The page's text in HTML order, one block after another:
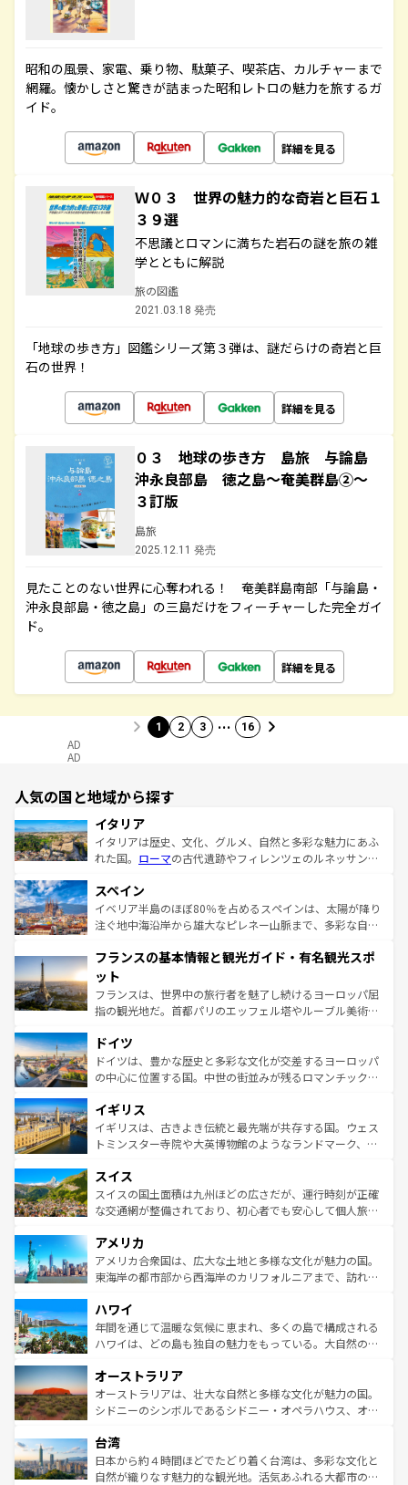
昭和の風景、家電、乗り物、駄菓子、喫茶店、カルチャーまで
網羅。懐かしさと驚きが詰まった昭和レトロの魅力を旅するガ
イド。
詳細を見る
Ｗ０３ 世界の魅力的な奇岩と巨石１
３９選
不思議とロマンに満ちた岩石の謎を旅の雑
学とともに解説
旅の図鑑
2021.03.18 発売
「地球の歩き方」図鑑シリーズ第３弾は、謎だらけの奇岩と巨
石の世界！
詳細を見る
０３ 地球の歩き方 島旅 与論島
沖永良部島 徳之島～奄美群島②～
３訂版
島旅
2025.12.11 発売
見たことのない世界に心奪われる！ 奄美群島南部「与論島・
沖永良部島・徳之島」の三島だけをフィーチャーした完全ガイ
ド。
詳細を見る
1 2 3 … 16
AD
AD
人気の国と地域から探す
イタリア
イタリアは歴史、文化、グルメ、自然と多彩な魅力にあふ
れた国。 ローマの古代遺跡やフィレンツェのルネッサンス
ろん、トスカーナの美しい田園風景やアマルフィ海岸の絶
景など、自然景観も見逃せない。観光の合間には、本場の
ピザやパスタなど、絶品のイタリア料理を堪能することも
ませてくれるイタリアで、忘れられない旅をしてみよう！
なお、新着のイタリア情報は
しい。
スペイン
イベリア半島のほぼ80％を占めるスペインは、太陽が降り
注ぐ地中海沿岸から雄大なピレネー山脈まで、多彩な自然
文化が根付くこの国では、情熱的なフラメンコ、熱気あふ
れる闘牛、そして美味しいタパスが生活の一部となってい
る。首都マドリードの洗練された雰囲気や、バルセロナの
アートに溢れた街角から、地方では古代ローマ遺跡や中世
せる。地方によって風土や気候が異なるスペインはその個
性で訪れる人を魅了する。 なお、新着のスペイン情報は コ
ンテンツ一覧を参照してほしい。
フランスの基本情報と観光ガイド・有名観光スポ
ット
フランスは、世界中の旅行者を魅了し続けるヨーロッパ屈
指の観光地だ。首都パリのエッフェル塔やルーブル美術館
で、幅広い魅力が詰まっている。華麗な宮殿、歴史的な大
聖堂、美しいビーチ、そして豊かな自然が、訪れる者を心
から魅了する。また、フランスは美食の国としても知ら
いる。シャンパンの発祥地であるランス、プロヴァンスの
香り高いラベンダー畑など、多彩な楽しみ方が可能だ。さ
らに、パリ以外の地域にも魅力が溢れており、どの街角に
れる地方に足を運ぶとそれぞれで全く異なる文化を体験で
きるだろう。 なお、新着のフランス情報はコンテンツ一覧
を参照してほしい。
ドイツ
ドイツは、豊かな歴史と多彩な文化が交差するヨーロッパ
の中心に位置する国。中世の街並みが残るロマンチック街
顔を持つこの国は、どこを歩いても飽きることがない。ベ
ルリンの文化的活気、バイエルン州のアルプスの絶景、そ
してライン川沿いのワイン畑といった風景は必見。ビール
は、お酒好きな人にはぜひ体験してほしい。 なお、新着の
ドイツ情報はコンテンツ一覧を参照してほしい。
イギリス
イギリスは、古きよき伝統と最先端が共存する国。ウェス
トミンスター寺院や大英博物館のようなランドマーク、歴
リアごとに異なる魅力がある。また、優雅なアフタヌーン
ティー、ビール好きにはたまらない英国パブ、サッカー観
戦など、本場だからこそできる体験も豊富。イギリスを旅
ンツ一覧を参照してほしい。
スイス
スイスの国土面積は九州ほどの広さだが、運行時刻が正確
な交通網が整備されており、初心者でも安心して個人旅行
の建物がそのまま残る町や、スイスならではのユニークな
博物館もあり、アルプス観光だけでなく町歩きも満喫する
ことができる。国民の所得が高いため物価も高いが、旅行
ば市内交通費無料で観光を楽しむこともできる。 なお、新
着のスイス情報はコンテンツ一覧 を参照してほしい。
アメリカ
アメリカ合衆国は、広大な土地と多様な文化が魅力の国。
東海岸の都市部から西海岸のカリフォルニアまで、訪れる
のような巨大都市は、観光、ショッピング、エンターテイ
ンメントが詰まった刺激的なスポットだ。一方、アメリカ
西部には大自然が広がり、グランドキャニオンやイエロー
部のニューオーリンズでは、音楽と美食が融合した独特の
文化が魅力。旅行者はアメリカの各地域で異なる魅力を楽
しみながら、その多様性と豊かな歴史を感じることができ
ならではの贅沢な旅のスタイルだ。 なお、新着のアメリカ
情報はコンテンツ一覧を参照してほしい。
ハワイ
年間を通じて温暖な気候に恵まれ、多くの島で構成される
ハワイは、どの島も独自の魅力をもっている。大自然の神
ワイ島は見逃せない。また、定番の観光地といえばオアフ
島だが、静かな自然を求めるならマウイ島やカウアイ島が
おすすめ。エメラルドグリーンに輝く海をはじめ、豊かな
れるおもてなしの心で訪れる人々を迎えてくれるハワイの
人々、おいしいローカルフードやハワイアンミュージッ
ク、伝統的なフラダンスなど、すべてがハワイの魅力を彩
オーストラリア
オーストラリアは、壮大な自然と多様な文化が魅力の国。
シドニーのシンボルであるシドニー・オペラハウス、オー
リアリーフや大陸中央部にそびえるウルル（エアーズロッ
ク）、タスマニアの美しい原生林やケアンズの熱帯雨林な
ど、見どころがたくさん。また、カフェやワイン、オージ
台湾
日本から約４時間ほどでたどり着く台湾は、多彩な文化と
自然が織りなす魅力的な観光地。活気あふれる大都市の台